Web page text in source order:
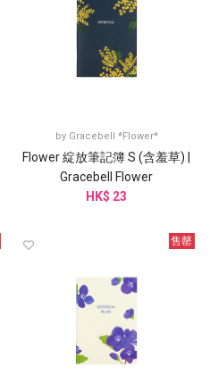
by Gracebell *Flower*
Flower 綻放筆記簿 S (含羞草) |
Gracebell Flower
HK$ 23
售罄